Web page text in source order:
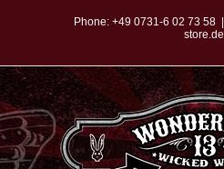
springen
Phone: +49 0731-6 02 73 58
store.de